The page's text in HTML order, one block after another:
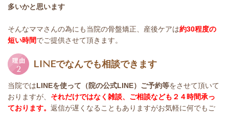
多いかと思います
そんなママさんの為にも当院の骨盤矯正、産後ケアは約30程度の
短い時間でご提供させて頂きます。
LINEでなんでも相談できます
当院ではLINEを使って（院の公式LINE）ご予約等をさせて頂いて
おりますが、 それだけではなく雑談、ご相談なども２４時間承っ
ております。 返信が遅くなることもありますがお気軽に何でもご